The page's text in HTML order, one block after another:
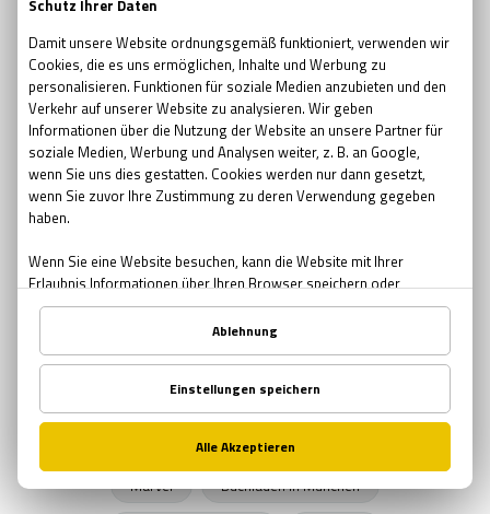
escape room movie
no escape room
escape room 2017
Ostern
Ostern in Bremen
Ostern in München
Ostern in Nürnberg
Teambuilding
Teambuilding Möglichkeiten Bremen
Teambuilding Möglichkeiten Nürnberg
Muttertag
Geschenke zum Muttertag
Mutter-Tochter Aktivitäten Nürnberg
Mutter-Tochter Aktivitäten Bremen
Mutter-Tochter Aktivitäten München
Marvel
Buchläden in München